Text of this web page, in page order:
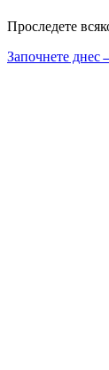
Проследете
Започнете днес